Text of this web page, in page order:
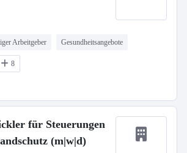
Arbeitgeber Gesundheitsangebote
8
für Steuerungen
(m|w|d)